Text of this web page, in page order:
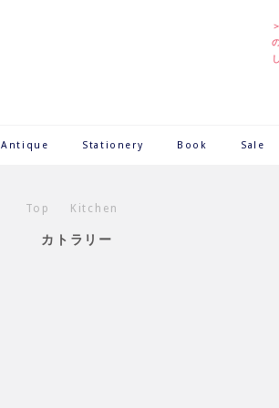
Antique Stationery Book Sale
Top Kitchen
カトラリー